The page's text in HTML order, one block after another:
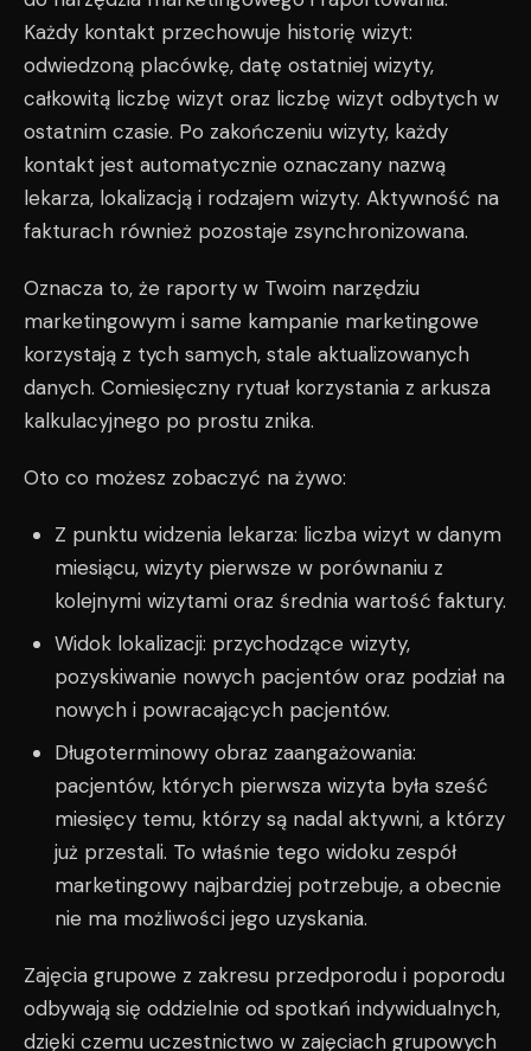
Każdy kontakt przechowuje historię wizyt:
odwiedzoną placówkę, datę ostatniej wizyty,
całkowitą liczbę wizyt oraz liczbę wizyt odbytych w
ostatnim czasie. Po zakończeniu wizyty, każdy
kontakt jest automatycznie oznaczany nazwą
lekarza, lokalizacją i rodzajem wizyty. Aktywność na
fakturach również pozostaje zsynchronizowana.
Oznacza to, że raporty w Twoim narzędziu
marketingowym i same kampanie marketingowe
korzystają z tych samych, stale aktualizowanych
danych. Comiesięczny rytuał korzystania z arkusza
kalkulacyjnego po prostu znika.
Oto co możesz zobaczyć na żywo:
Z punktu widzenia lekarza: liczba wizyt w danym
miesiącu, wizyty pierwsze w porównaniu z
kolejnymi wizytami oraz średnia wartość faktury.
Widok lokalizacji: przychodzące wizyty,
pozyskiwanie nowych pacjentów oraz podział na
nowych i powracających pacjentów.
Długoterminowy obraz zaangażowania:
pacjentów, których pierwsza wizyta była sześć
miesięcy temu, którzy są nadal aktywni, a którzy
już przestali. To właśnie tego widoku zespół
marketingowy najbardziej potrzebuje, a obecnie
nie ma możliwości jego uzyskania.
Zajęcia grupowe z zakresu przedporodu i poporodu
odbywają się oddzielnie od spotkań indywidualnych,
dzięki czemu uczestnictwo w zajęciach grupowych